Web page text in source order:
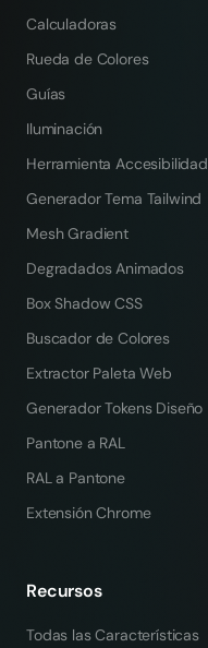
Calculadoras
Rueda de Colores
Guías
Iluminación
Herramienta Accesibilidad
Generador Tema Tailwind
Mesh Gradient
Degradados Animados
Box Shadow CSS
Buscador de Colores
Extractor Paleta Web
Generador Tokens Diseño
Pantone a RAL
RAL a Pantone
Extensión Chrome
Recursos
Todas las Características